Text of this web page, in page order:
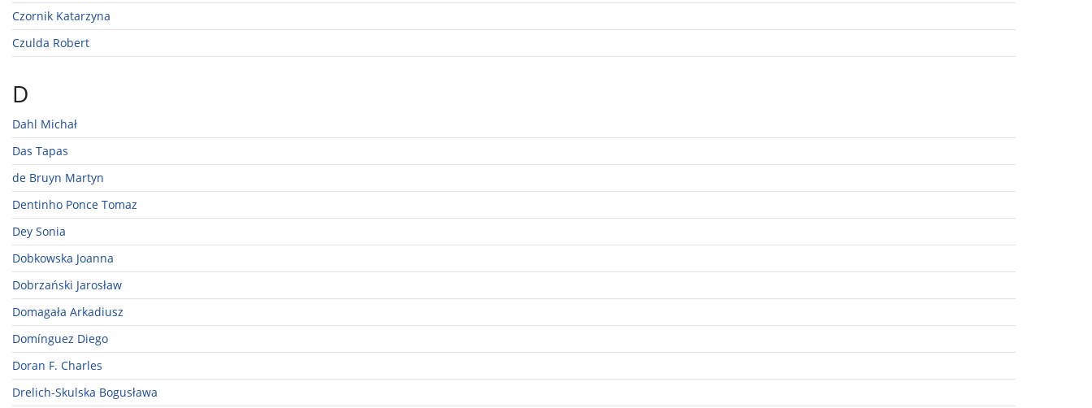
Czornik Katarzyna
Czulda Robert
D
Dahl Michał
Das Tapas
de Bruyn Martyn
Dentinho Ponce Tomaz
Dey Sonia
Dobkowska Joanna
Dobrzański Jarosław
Domagała Arkadiusz
Domínguez Diego
Doran F. Charles
Drelich-Skulska Bogusława